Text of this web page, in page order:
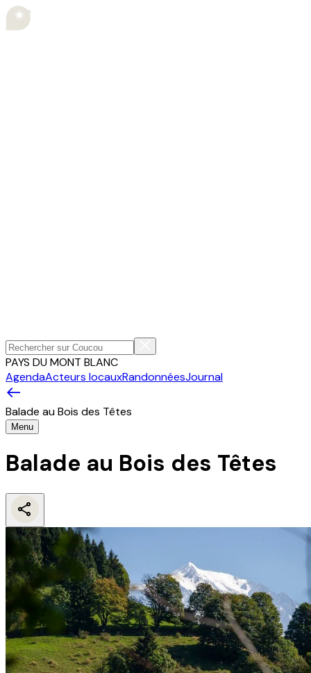
PAYS DU MONT BLANC
AgendaActeurs locauxRandonnéesJournal
Balade au Bois des Têtes
Menu
Balade au Bois des Têtes